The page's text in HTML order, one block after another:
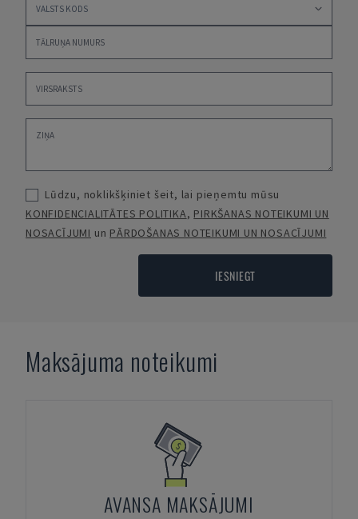
Lūdzu, noklikšķiniet šeit, lai pieņemtu mūsu
KONFIDENCIALITĀTES POLITIKA, PIRKŠANAS NOTEIKUMI UN
NOSACĪJUMI un PĀRDOŠANAS NOTEIKUMI UN NOSACĪJUMI
IESNIEGT
Maksājuma noteikumi
AVANSA MAKSĀJUMI